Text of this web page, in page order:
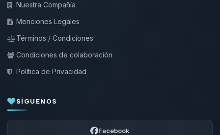
Nuestra Compañía
Menciones Legales
Términos / Condiciones
Condiciones de colaboración
Política de Privacidad
SÍGUENOS
Facebook